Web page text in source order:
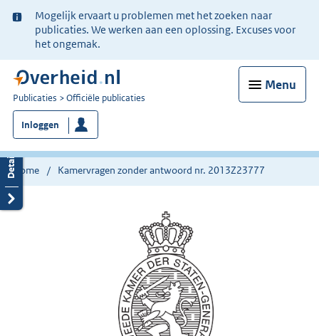
Ter
informatie:
Mogelijk ervaart u problemen met het zoeken naar
publicaties. We werken aan een oplossing. Excuses voor
het ongemak.
Menu
U
bent
nu
hier:
Publicaties Officiële publicaties
Inloggen
Home Kamervragen zonder antwoord nr. 2013Z23777